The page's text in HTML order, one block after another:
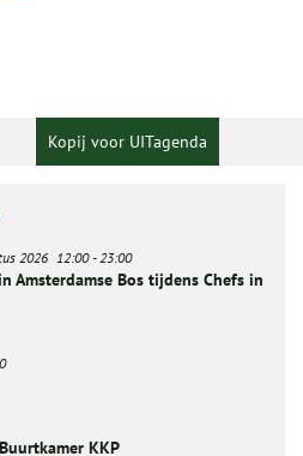
Kopij voor UITagenda
2026 12:00-23:00
Amsterdamse Bos tijdens Chefs in
KKP